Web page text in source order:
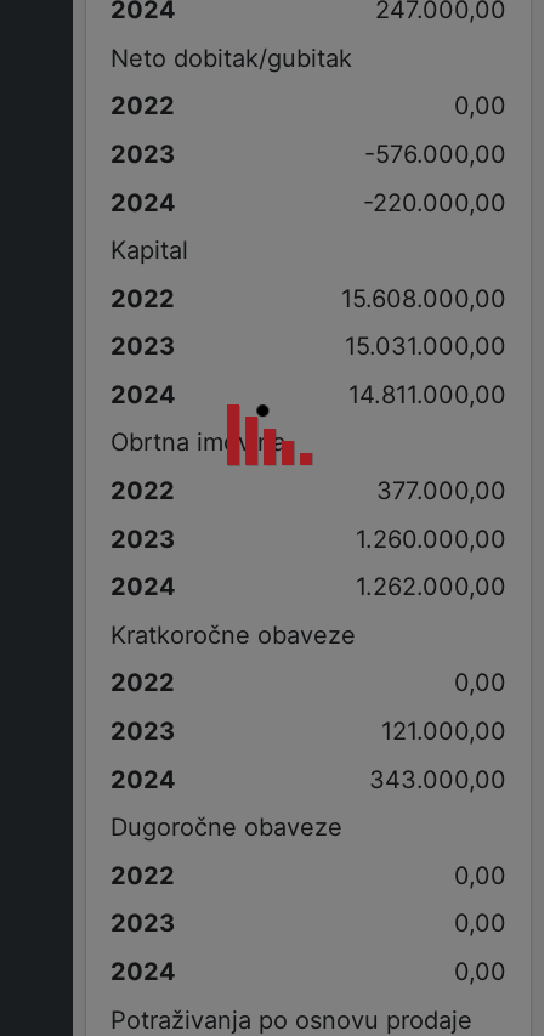
247.000,00
Neto dobitak/gubitak
0,00
-576.000,00
-220.000,00
Kapital
15.608.000,00
15.031.000,00
14.811.000,00
Obrtna imovina
377.000,00
1.260.000,00
1.262.000,00
Kratkoročne obaveze
0,00
121.000,00
343.000,00
Dugoročne obaveze
0,00
0,00
0,00
Potraživanja po osnovu prodaje